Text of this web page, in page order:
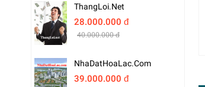
ThangLoi.net
28.000.000 đ
40.000.000 đ
NhaDatHoaLac.com
39.000.000 đ